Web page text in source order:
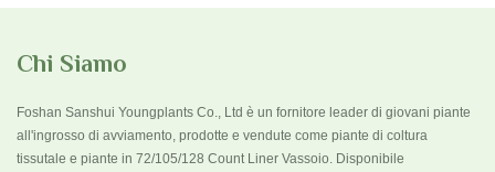
Chi Siamo
Foshan Sanshui Youngplants Co., Ltd è un fornitore leader di giovani piante
all'ingrosso di avviamento, prodotte e vendute come piante di coltura
tissutale e piante in 72/105/128 Count Liner Vassoio. Disponibile